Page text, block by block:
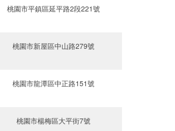
桃園市平鎮區延平路2段221號‎
桃園市新屋區中山路279號‎
桃園市龍潭區中正路151號‎
桃園市楊梅區大平街7號‎